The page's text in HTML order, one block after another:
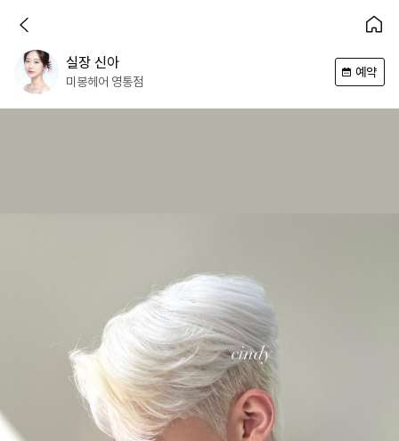
실장 신아
미봉헤어 영통점
예약